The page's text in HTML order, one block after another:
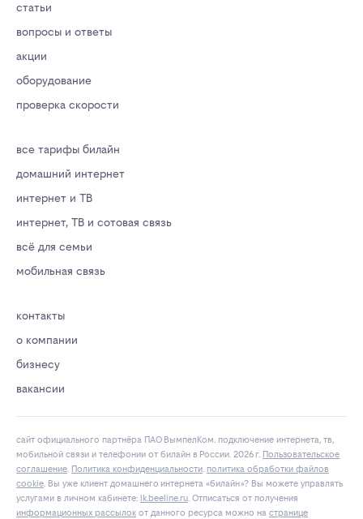
статьи
вопросы и ответы
акции
оборудование
проверка скорости
все тарифы билайн
домашний интернет
интернет и ТВ
интернет, ТВ и сотовая связь
всё для семьи
мобильная связь
контакты
о компании
бизнесу
вакансии
сайт официального партнёра ПАО ВымпелКом. подключение интернета, тв,
мобильной связи и телефонии от билайн в России. 2026 г. Пользовательское
соглашение. Политика конфиденциальности. политика обработки файлов
cookie. Вы уже клиент домашнего интернета «билайн»? Вы можете управлять
услугами в личнoм кaбинeтe:
lk.bееlinе.ru. Отписаться от получения
информационных рассылок от данного ресурса можно на странице